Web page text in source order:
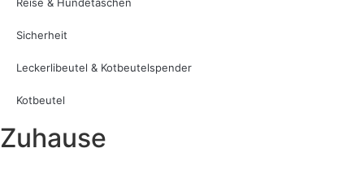
Sicherheit
Leckerlibeutel & Kotbeutelspender
Kotbeutel
Zuhause